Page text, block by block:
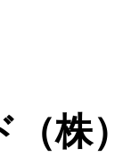
株